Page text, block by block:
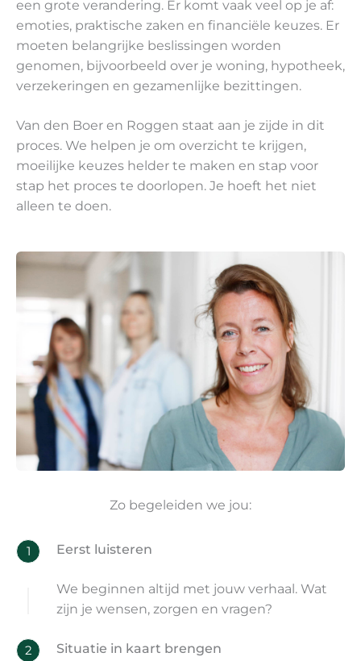
een grote verandering. Er komt vaak veel op je af:
emoties, praktische zaken en financiële keuzes. Er
moeten belangrijke beslissingen worden
genomen, bijvoorbeeld over je woning, hypotheek,
verzekeringen en gezamenlijke bezittingen.
Van den Boer en Roggen staat aan je zijde in dit
proces. We helpen je om overzicht te krijgen,
moeilijke keuzes helder te maken en stap voor
stap het proces te doorlopen. Je hoeft het niet
alleen te doen.
Zo begeleiden we jou:
1 Eerst luisteren
We beginnen altijd met jouw verhaal. Wat
zijn je wensen, zorgen en vragen?
2 Situatie in kaart brengen